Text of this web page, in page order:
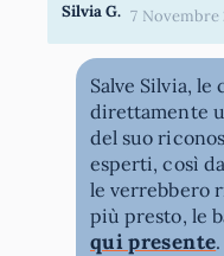
Silvia G. 7 Novembre
Salve Silvia,
direttamente
del suo
esperti, così
le verrebbero
più presto, le
qui presente.